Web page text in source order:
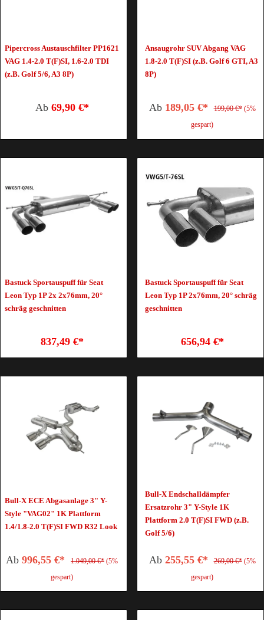
Pipercross Austauschfilter PP1621
VAG 1.4-2.0 T(F)SI, 1.6-2.0 TDI
(z.B. Golf 5/6, A3 8P)
Ab 69,90 €*
Ansaugrohr SUV Abgang VAG
1.8-2.0 T(F)SI (z.B. Golf 6 GTI, A3
8P)
Ab 189,05 €* 199,00 €* (5%
gespart)
Bastuck Sportauspuff für Seat
Leon Typ 1P 2x 2x76mm, 20°
schräg geschnitten
837,49 €*
Bastuck Sportauspuff für Seat
Leon Typ 1P 2x76mm, 20° schräg
geschnitten
656,94 €*
Bull-X ECE Abgasanlage 3" Y-
Style "VAG02" 1K Plattform
1.4/1.8-2.0 T(F)SI FWD R32 Look
Ab 996,55 €* 1.049,00 €* (5%
gespart)
Bull-X Endschalldämpfer
Ersatzrohr 3" Y-Style 1K
Plattform 2.0 T(F)SI FWD (z.B.
Golf 5/6)
Ab 255,55 €* 269,00 €* (5%
gespart)